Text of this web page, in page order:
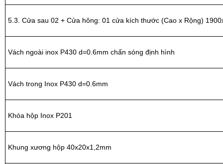
5.3. Cửa sau 02 + Cửa hông: 01 cửa kích thước (Cao x Rộng)
Vách ngoài inox P430 d=0.6mm chấn sóng định hình
Vách trong Inox P430 d=0.6mm
Khóa hộp Inox P201
Khung xương hộp 40x20x1,2mm